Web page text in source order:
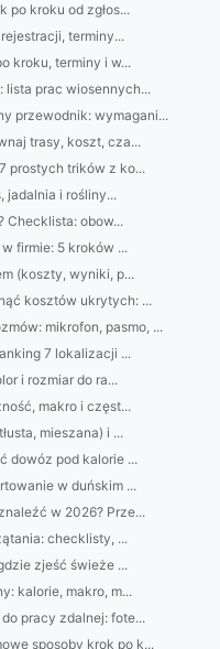
po kroku od zgłos...
terminy...
kroku, terminy i w...
lista prac wiosennych...
przewodnik: wymagani...
trasy, koszt, cza...
prostych trików z ko...
jadalnia i rośliny...
Checklista: obow...
firmie: 5 kroków ...
(koszty, wyniki, p...
kosztów ukrytych: ...
mikrofon, pasmo, ...
7 lokalizacji ...
i rozmiar do ra...
makro i częst...
mieszana) i ...
dowóz pod kalorie ...
w duńskim ...
w 2026? Prze...
checklisty, ...
zjeść świeże ...
kalorie, makro, m...
pracy zdalnej: fote...
sposoby krok po k...